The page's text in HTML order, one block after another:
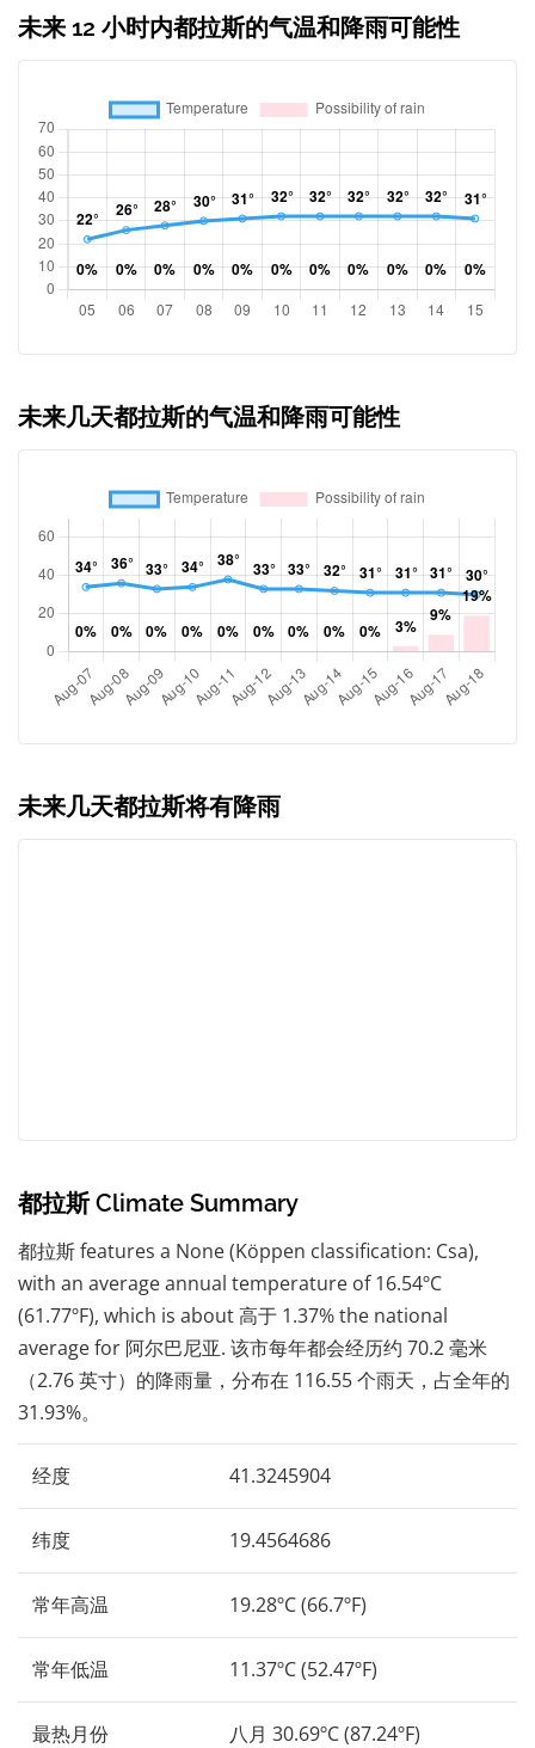
未来 12 小时内都拉斯的气温和降雨可能性
未来几天都拉斯的气温和降雨可能性
未来几天都拉斯将有降雨
都拉斯 Climate Summary
都拉斯 features a None (Köppen classification: Csa),
with an average annual temperature of 16.54ºC
(61.77ºF), which is about 高于 1.37% the national
average for 阿尔巴尼亚. 该市每年都会经历约 70.2 毫米
（2.76 英寸）的降雨量，分布在 116.55 个雨天，占全年的
31.93%。
经度 41.3245904
纬度 19.4564686
常年高温 19.28ºC (66.7ºF)
常年低温 11.37ºC (52.47ºF)
最热月份 八月 30.69ºC (87.24ºF)